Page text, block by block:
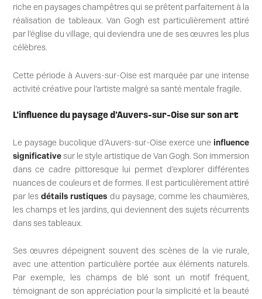
riche en paysages champêtres qui se prêtent parfaitement à la
réalisation de tableaux. Van Gogh est particulièrement attiré
par l’église du village, qui deviendra une de ses œuvres les plus
célèbres.
Cette période à Auvers-sur-Oise est marquée par une intense
activité créative pour l’artiste malgré sa santé mentale fragile.
L’influence du paysage d’Auvers-sur-Oise sur son art
Le paysage bucolique d’Auvers-sur-Oise exerce une influence
significativesur le style artistique de Van Gogh. Son immersion
dans ce cadre pittoresque lui permet d’explorer différentes
nuances de couleurs et de formes. Il est particulièrement attiré
par lesdétails rustiques du paysage, comme les chaumières,
les champs et les jardins, qui deviennent des sujets récurrents
dans ses tableaux.
Ses œuvres dépeignent souvent des scènes de la vie rurale,
avec une attention particulière portée aux éléments naturels.
Par exemple, les champs de blé sont un motif fréquent,
témoignant de son appréciation pour la simplicité et la beauté